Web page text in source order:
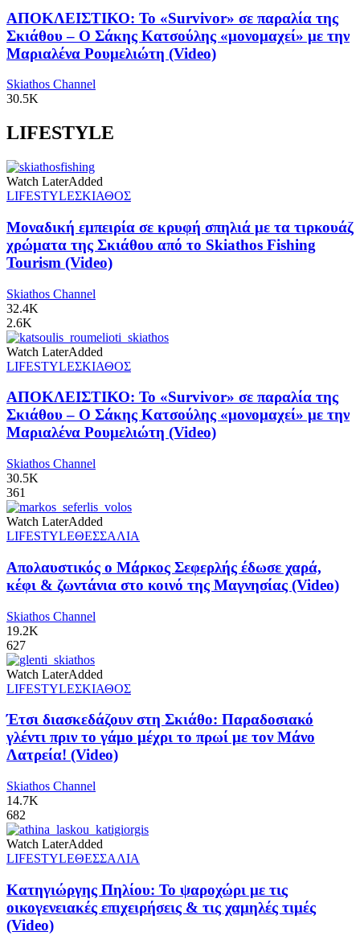
ΑΠΟΚΛΕΙΣΤΙΚΟ: Το «Survivor» σε παραλία της
Σκιάθου – Ο Σάκης Κατσούλης «μονομαχεί» με την
Μαριαλένα Ρουμελιώτη (Video)
Skiathos Channel
30.5K
LIFESTYLE
Watch LaterAdded
LIFESTYLEΣΚΙΑΘΟΣ
Μοναδική εμπειρία σε κρυφή σπηλιά με τα τιρκουάζ
χρώματα της Σκιάθου από το Skiathos Fishing
Tourism (Video)
Skiathos Channel
32.4K
2.6K
Watch LaterAdded
LIFESTYLEΣΚΙΑΘΟΣ
ΑΠΟΚΛΕΙΣΤΙΚΟ: Το «Survivor» σε παραλία της
Σκιάθου – Ο Σάκης Κατσούλης «μονομαχεί» με την
Μαριαλένα Ρουμελιώτη (Video)
Skiathos Channel
30.5K
361
Watch LaterAdded
LIFESTYLEΘΕΣΣΑΛΙΑ
Απολαυστικός ο Μάρκος Σεφερλής έδωσε χαρά,
κέφι & ζωντάνια στο κοινό της Μαγνησίας (Video)
Skiathos Channel
19.2K
627
Watch LaterAdded
LIFESTYLEΣΚΙΑΘΟΣ
Έτσι διασκεδάζουν στη Σκιάθο: Παραδοσιακό
γλέντι πριν το γάμο μέχρι το πρωί με τον Μάνο
Λατρεία! (Video)
Skiathos Channel
14.7K
682
Watch LaterAdded
LIFESTYLEΘΕΣΣΑΛΙΑ
Κατηγιώργης Πηλίου: Το ψαροχώρι με τις
οικογενειακές επιχειρήσεις & τις χαμηλές τιμές
(Video)